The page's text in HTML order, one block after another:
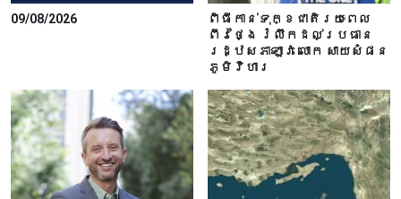
09/08/2026
ពិធីកាន់ទុក្ខជាតិរយៈពេល
ពីរថ្ងៃ រំលឹកដល់ប្រធាន
រដ្ឋសភាឡាវ លោក សាយសំផន
ភូមិវិហារ